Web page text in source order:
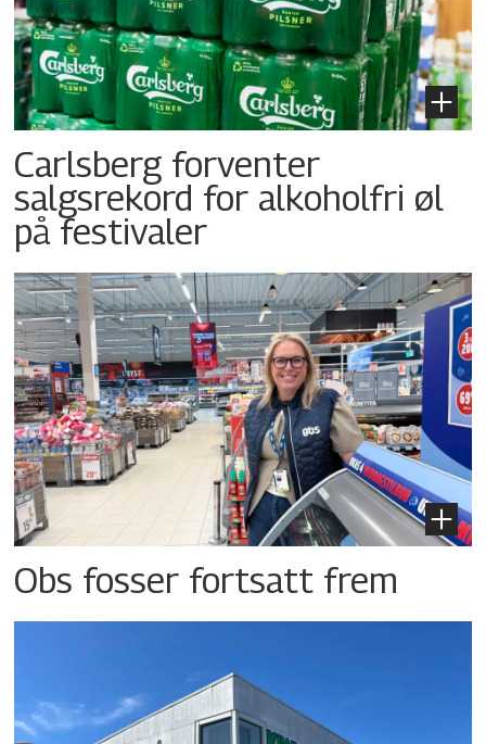
Carlsberg forventer
salgsrekord for alkoholfri øl
på festivaler
Obs fosser fortsatt frem